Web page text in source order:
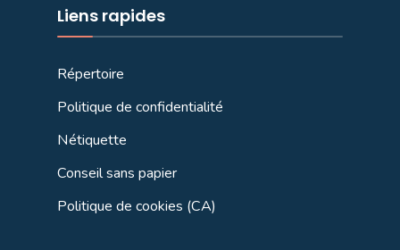
Liens rapides
Répertoire
Politique de confidentialité
Nétiquette
Conseil sans papier
Politique de cookies (CA)